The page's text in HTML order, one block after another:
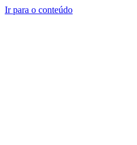
Ir para o conteúdo